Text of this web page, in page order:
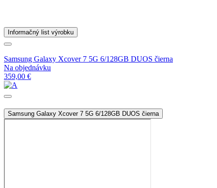
Informačný list výrobku
Samsung Galaxy Xcover 7 5G 6/128GB DUOS čierna
Na objednávku
359,00 €
Samsung Galaxy Xcover 7 5G 6/128GB DUOS čierna